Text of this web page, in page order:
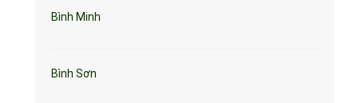
Bình Minh
Bình Sơn